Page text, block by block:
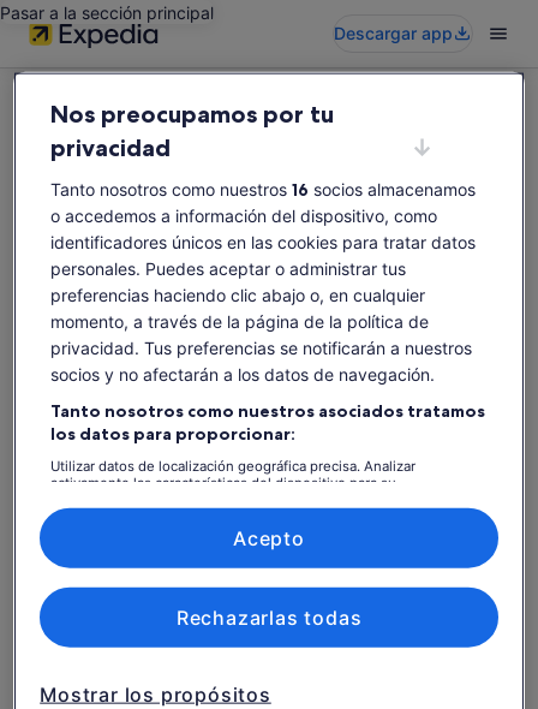
Pasar a la sección principal
Descargar app
Vaya, parece que esta actividad no está
disponible
Prueba a buscar otras.
Buscar de nuevo
Nos preocupamos por tu
privacidad
Tanto nosotros como nuestros 16 socios almacenamos
o accedemos a información del dispositivo, como
identificadores únicos en las cookies para tratar datos
personales. Puedes aceptar o administrar tus
preferencias haciendo clic abajo o, en cualquier
momento, a través de la página de la política de
privacidad. Tus preferencias se notificarán a nuestros
socios y no afectarán a los datos de navegación.
Tanto nosotros como nuestros asociados tratamos
los datos para proporcionar:
Utilizar datos de localización geográfica precisa. Analizar
activamente las características del dispositivo para su
acceder a ella. Publicidad y contenido personalizados, medición de
publicidad y contenido, investigación de audiencia y desarrollo de
Lista de asociados (proveedores)
Mostrar los propósitos
Rechazarlas todas
Acepto